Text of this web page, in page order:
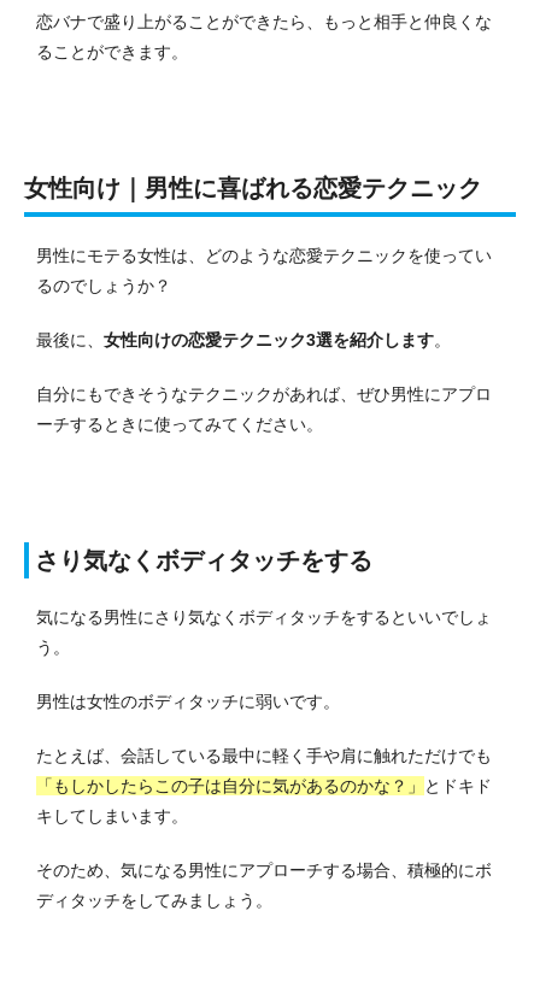
恋バナで盛り上がることができたら、もっと相手と仲良くな
ることができます。
女性向け｜男性に喜ばれる恋愛テクニック
男性にモテる女性は、どのような恋愛テクニックを使ってい
るのでしょうか？
最後に、 女性向けの恋愛テクニック3選を紹介します。
自分にもできそうなテクニックがあれば、ぜひ男性にアプロ
ーチするときに使ってみてください。
さり気なくボディタッチをする
気になる男性にさり気なくボディタッチをするといいでしょ
う。
男性は女性のボディタッチに弱いです。
たとえば、会話している最中に軽く手や肩に触れただけでも
「もしかしたらこの子は自分に気があるのかな？」
とドキド
キしてしまいます。
そのため、気になる男性にアプローチする場合、積極的にボ
ディタッチをしてみましょう。